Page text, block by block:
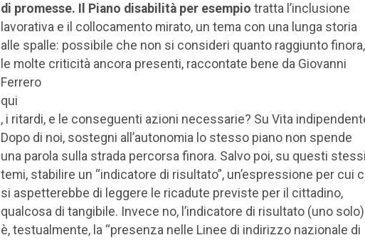
di promesse. Il Piano disabilità per esempio tratta l’inclusione
lavorativa e il collocamento mirato, un tema con una lunga storia
alle spalle: possibile che non si consideri quanto raggiunto finora,
le molte criticità ancora presenti, raccontate bene da Giovanni
Ferrero
qui
, i ritardi, e le conseguenti azioni necessarie? Su Vita
Dopo di noi, sostegni all’autonomia lo stesso piano non spende
una parola sulla strada percorsa finora. Salvo poi, su questi stessi
temi, stabilire un “indicatore di risultato”, un’espressione per cui
si aspetterebbe di leggere le ricadute previste per il cittadino,
qualcosa di tangibile. Invece no, l’indicatore di risultato (uno solo)
è, testualmente, la “presenza nelle Linee di indirizzo nazionale di